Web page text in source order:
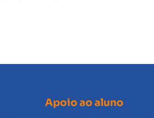
Apoio ao aluno